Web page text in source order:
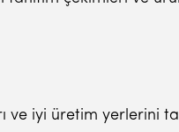
ve iyi üretim yerlerini